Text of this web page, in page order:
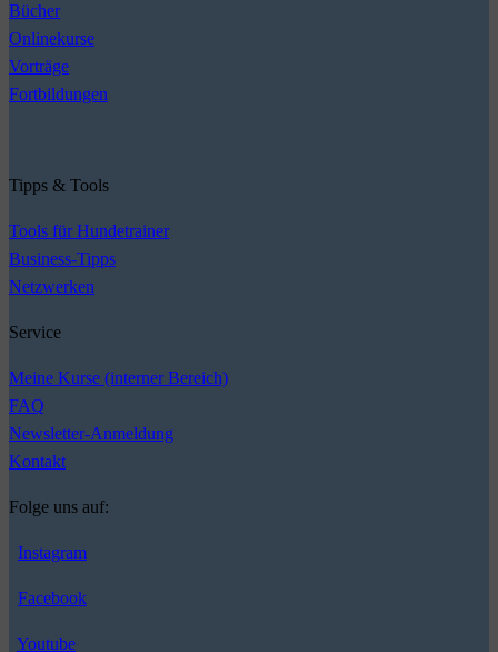
Bücher
Onlinekurse
Vorträge
Fortbildungen
Tipps & Tools
Tools für Hundetrainer
Business-Tipps
Netzwerken
Service
Meine Kurse (interner Bereich)
FAQ
Newsletter-Anmeldung
Kontakt
Folge uns auf:
Instagram
Facebook
Youtube